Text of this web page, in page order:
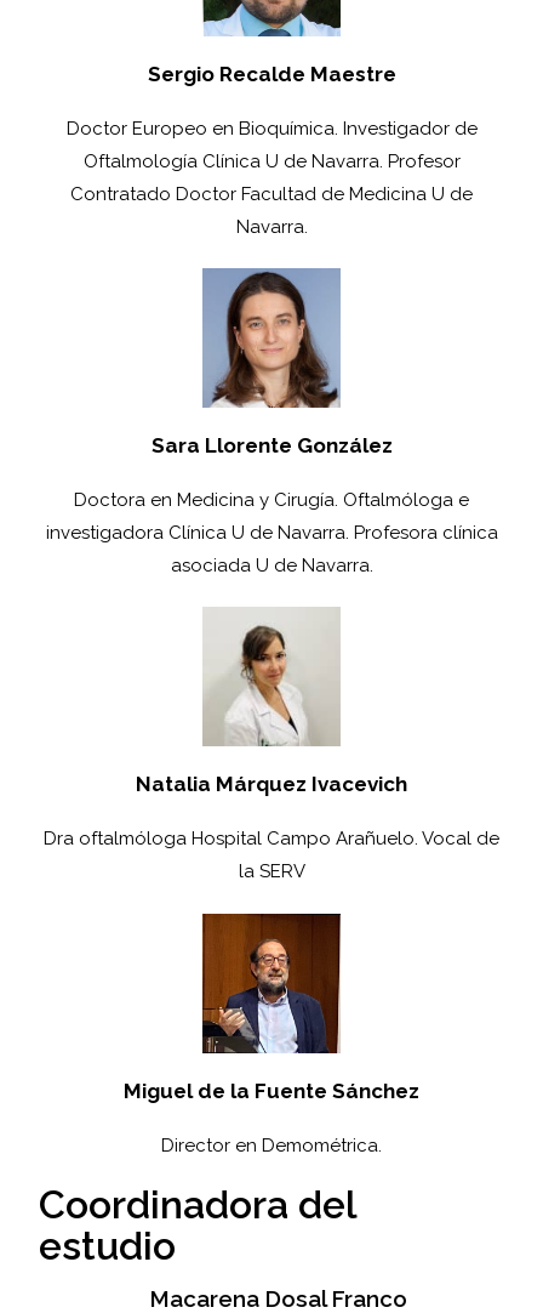
Sergio Recalde Maestre
Doctor Europeo en Bioquímica. Investigador de
Oftalmología Clínica U de Navarra. Profesor
Contratado Doctor Facultad de Medicina U de
Navarra.
Sara Llorente González
Doctora en Medicina y Cirugía. Oftalmóloga e
investigadora Clínica U de Navarra. Profesora clínica
asociada U de Navarra.
Natalia Márquez Ivacevich
Dra oftalmóloga Hospital Campo Arañuelo. Vocal de
la SERV
Miguel de la Fuente Sánchez
Director en Demométrica.
Coordinadora del
estudio
Macarena Dosal Franco